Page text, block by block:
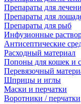
Препараты для
Препараты для
Препараты для рыб
Инфузионные
Антисептические
Расходный материал
Попоны для кошек и
Перевязочный
Шприцы и иглы
Маски и перчатки
Воротники / перчатки